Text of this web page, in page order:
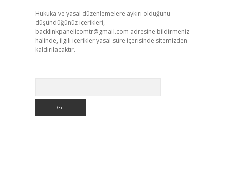
Hukuka ve yasal düzenlemelere aykırı olduğunu
düşündüğünüz içerikleri,
backlinkpanelicomtr@gmail.com adresine bildirmeniz
halinde, ilgili içerikler yasal süre içerisinde sitemizden
kaldırılacaktır.